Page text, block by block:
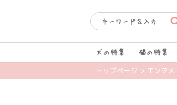
犬の特集 猫の特集
トップページ > エンタメ